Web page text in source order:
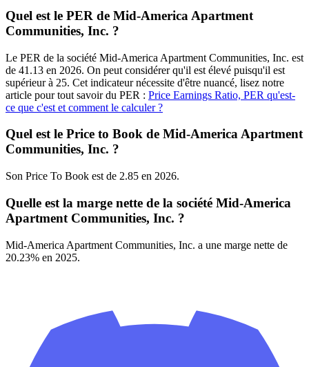
Quel est le PER de Mid-America Apartment
Communities, Inc. ?
Le PER de la société Mid-America Apartment Communities, Inc. est
de 41.13 en 2026. On peut considérer qu'il est élevé puisqu'il est
supérieur à 25. Cet indicateur nécessite d'être nuancé, lisez notre
article pour tout savoir du PER : Price Earnings Ratio, PER qu'est-
ce que c'est et comment le calculer ?
Quel est le Price to Book de Mid-America Apartment
Communities, Inc. ?
Son Price To Book est de 2.85 en 2026.
Quelle est la marge nette de la société Mid-America
Apartment Communities, Inc. ?
Mid-America Apartment Communities, Inc. a une marge nette de
20.23% en 2025.